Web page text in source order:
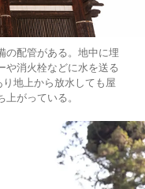
の配管がある。地中に埋
や消火栓などに水を送る
地上から放水しても屋
がっている。